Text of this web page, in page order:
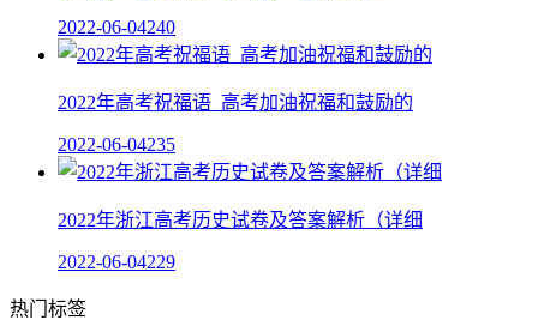
2022-06-04240
2022年高考祝福语_高考加油祝福和鼓励的
2022-06-04235
2022年浙江高考历史试卷及答案解析（详细
2022-06-04229
热门标签